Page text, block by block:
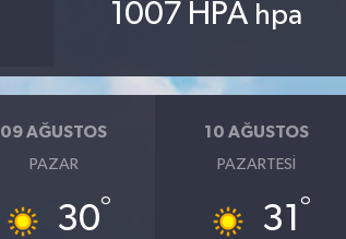
1007 HPA hpa
09 AĞUSTOS
PAZAR
30°
10 AĞUSTOS
PAZARTESI
31 °